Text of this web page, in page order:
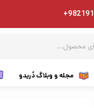
مجله و وبلاگ دُریدو